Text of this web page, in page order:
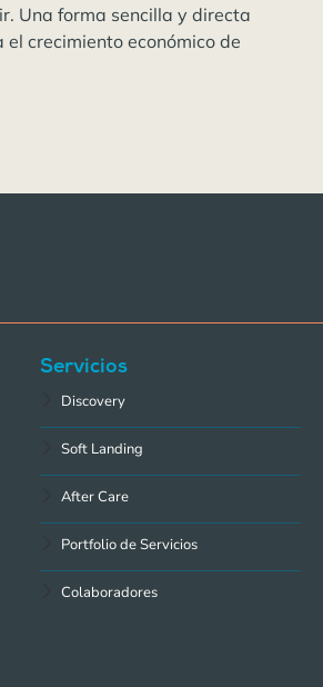
Una forma sencilla y directa
crecimiento económico de
Servicios
Discovery
Soft Landing
After Care
Portfolio de Servicios
Colaboradores